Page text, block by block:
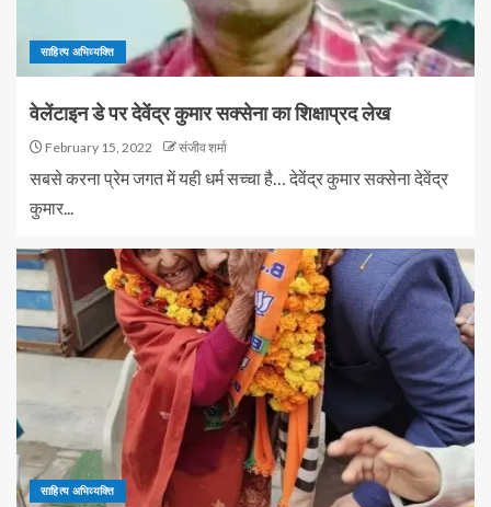
साहित्य अभिव्यक्ति
वेलेंटाइन डे पर देवेंद्र कुमार सक्सेना का शिक्षाप्रद लेख
February 15, 2022 संजीव शर्मा
सबसे करना प्रेम जगत में यही धर्म सच्चा है… देवेंद्र कुमार सक्सेना देवेंद्र
कुमार...
साहित्य अभिव्यक्ति